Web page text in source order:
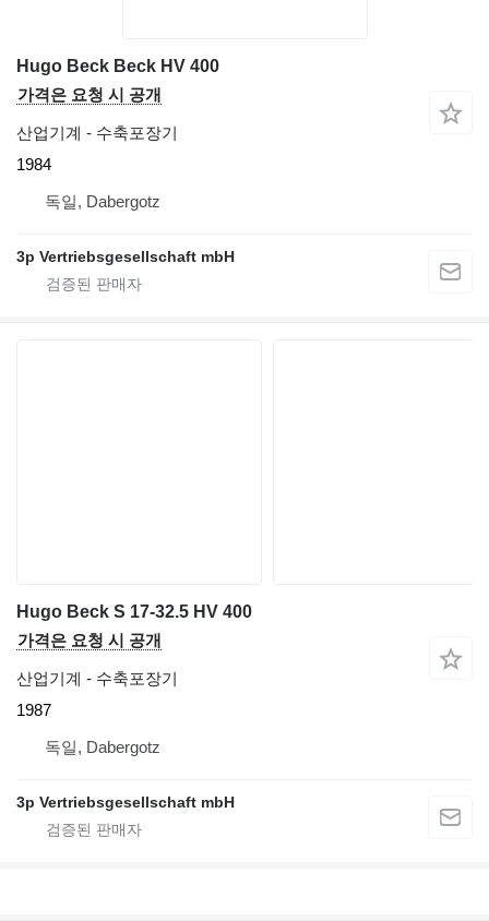
Hugo Beck Beck HV 400
가격은 요청 시 공개
산업기계 - 수축포장기
1984
독일, Dabergotz
3p Vertriebsgesellschaft mbH
Hugo Beck S 17-32.5 HV 400
가격은 요청 시 공개
산업기계 - 수축포장기
1987
독일, Dabergotz
3p Vertriebsgesellschaft mbH